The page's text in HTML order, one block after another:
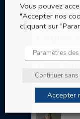
Vous pouvez
"Accepter nos
cliquant sur
Paramètres
Continuer
Accepter